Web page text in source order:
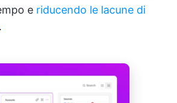
e riducendo le lacune di
.